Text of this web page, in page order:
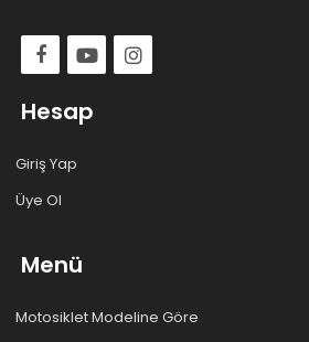
Hesap
Giriş Yap
Üye Ol
Menü
Motosiklet Modeline Göre